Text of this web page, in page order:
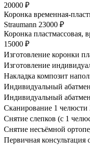
20000 ₽
Коронка временная-
Straumann 23000 ₽
Коронка пластмассовая,
15000 ₽
Изготовление коронки
Изготовление
Накладка композит
Индивидуальный
Индивидуальный
Сканирование 1 челюсти
Снятие слепков (с 1
Снятие несъёмной
Первичная консультация